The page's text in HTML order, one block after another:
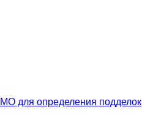
для определения подделок